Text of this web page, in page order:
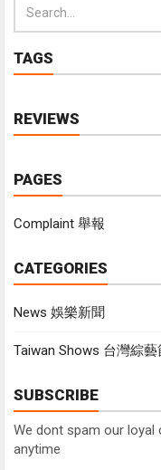
TAGS
REVIEWS
PAGES
Complaint 舉報
CATEGORIES
News 娛樂新聞
Taiwan Shows 台灣綜藝
SUBSCRIBE
We dont spam our loyal
anytime